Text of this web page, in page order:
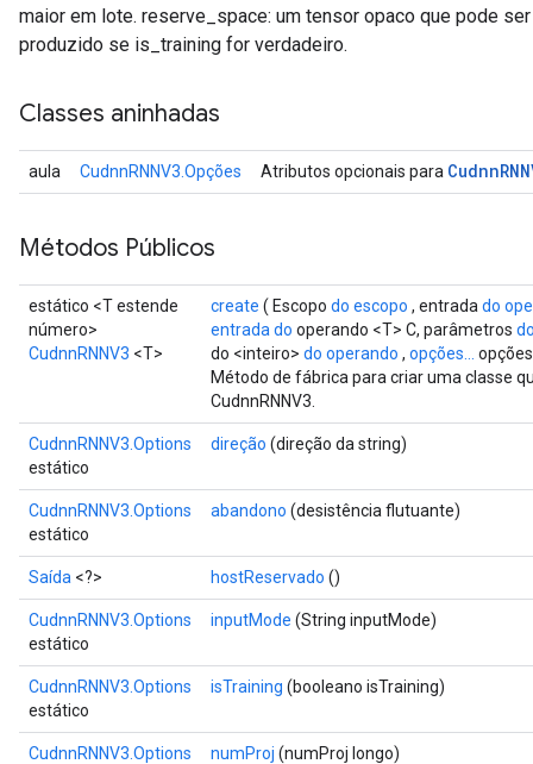
maior em lote. reserve_space: um tensor opaco que pode
produzido se is_training for verdadeiro.
Classes aninhadas
aula CudnnRNNV3.Opções Atributos opcionais para Cudnn
Métodos Públicos
estático <T estende
número>
CudnnRNNV3 <T>
create ( Escopo do escopo , entrada do
entrada do operando <T> C, parâmetros
do <inteiro> do operando , opções...
Método de fábrica para criar uma classe
CudnnRNNV3.
CudnnRNNV3.Options
estático
direção (direção da string)
CudnnRNNV3.Options
estático
abandono (desistência flutuante)
Saída <?> hostReservado ()
CudnnRNNV3.Options
estático
inputMode (String inputMode)
CudnnRNNV3.Options
estático
isTraining (booleano isTraining)
CudnnRNNV3.Options
numProj (numProj longo)